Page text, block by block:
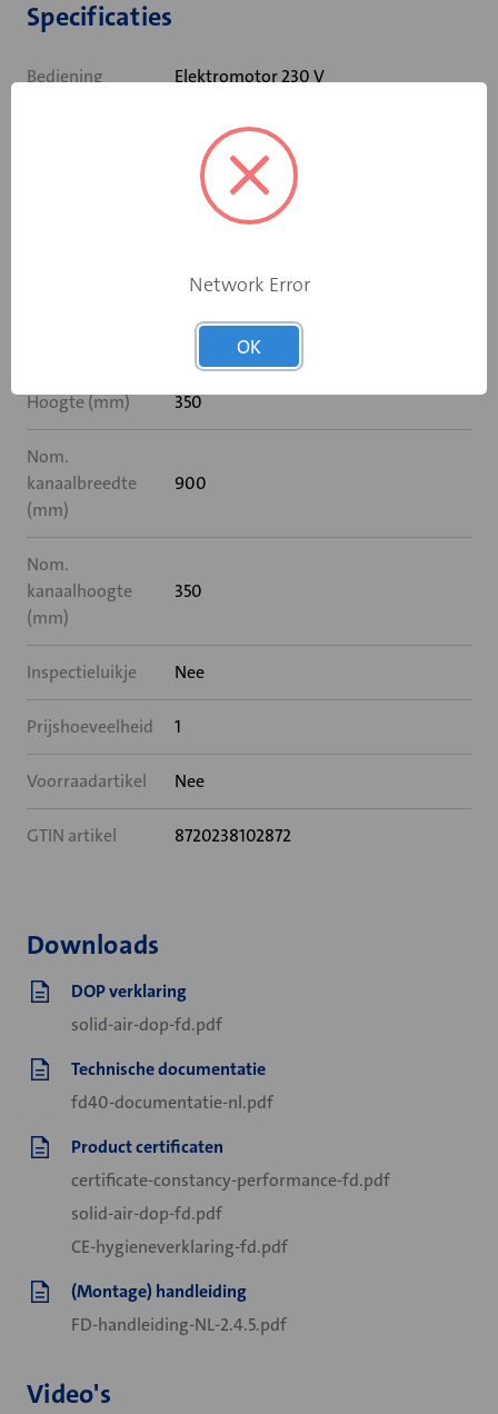
Specificaties
Bediening Elektromotor 230 V
Geen
Hoogte (mm) 350
Nom.
kanaalbreedte
(mm)
900
Nom.
kanaalhoogte
(mm)
350
Inspectieluikje Nee
Prijshoeveelheid 1
Voorraadartikel Nee
GTIN artikel 8720238102872
Downloads
DOP verklaring
solid-air-dop-fd.pdf
Technische documentatie
fd40-documentatie-nl.pdf
Product certificaten
certificate-constancy-performance-fd.pdf
solid-air-dop-fd.pdf
CE-hygieneverklaring-fd.pdf
(Montage) handleiding
FD-handleiding-NL-2.4.5.pdf
Video's
Network Error
OK